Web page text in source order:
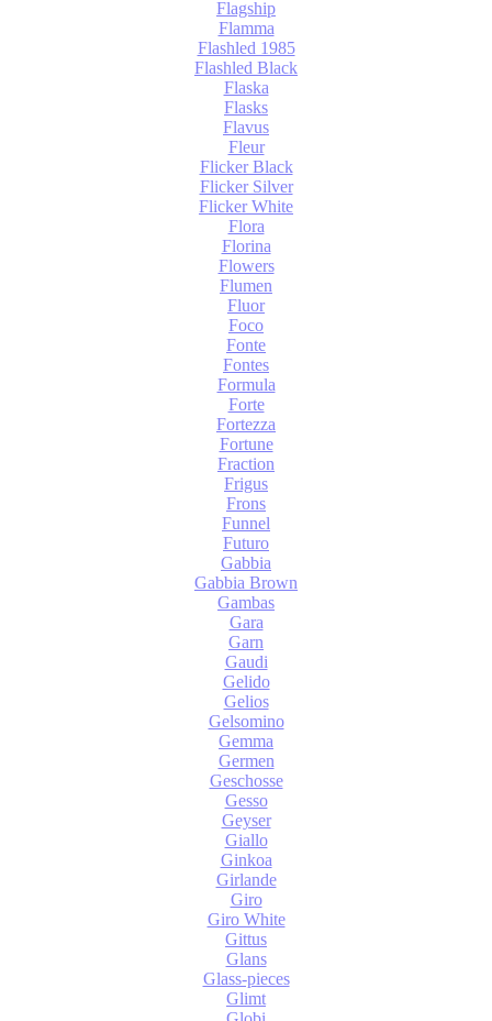
Flagship
Flamma
Flashled 1985
Flashled Black
Flaska
Flasks
Flavus
Fleur
Flicker Black
Flicker Silver
Flicker White
Flora
Florina
Flowers
Flumen
Fluor
Foco
Fonte
Fontes
Formula
Forte
Fortezza
Fortune
Fraction
Frigus
Frons
Funnel
Futuro
Gabbia
Gabbia Brown
Gambas
Gara
Garn
Gaudi
Gelido
Gelios
Gelsomino
Gemma
Germen
Geschosse
Gesso
Geyser
Giallo
Ginkoa
Girlande
Giro
Giro White
Gittus
Glans
Glass-pieces
Glimt